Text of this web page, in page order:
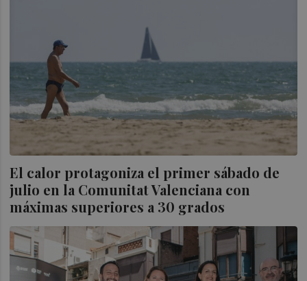
El calor protagoniza el primer sábado de
julio en la Comunitat Valenciana con
máximas superiores a 30 grados